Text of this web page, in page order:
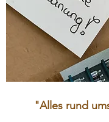
"Alles rund